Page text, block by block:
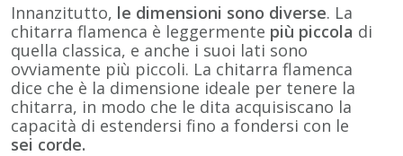
Innanzitutto, le dimensioni sono diverse. La
chitarra flamenca è leggermente più piccola di
quella classica, e anche i suoi lati sono
ovviamente più piccoli. La chitarra flamenca
dice che è la dimensione ideale per tenere la
chitarra, in modo che le dita acquisiscano la
capacità di estendersi fino a fondersi con le
sei corde.